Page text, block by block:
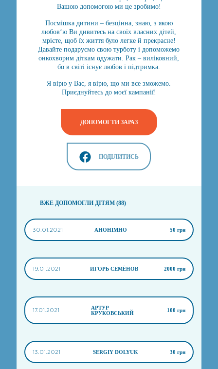
Вашою допомогою ми це зробимо!
Посмішка дитини – безцінна, знаю, з якою
любов‘ю Ви дивитесь на своїх власних дітей,
мрієте, щоб їх життя було легке й прекрасне!
Давайте подаруємо свою турботу і допоможемо
онкохворим діткам одужати. Рак – виліковний,
бо в світі існує любов і підтримка.
Я вірю у Вас, я вірю, що ми все зможемо.
Приєднуйтесь до моєї кампанії!
ДОПОМОГТИ ЗАРАЗ
ПОДІЛИТИСЬ
ВЖЕ ДОПОМОГЛИ ДІТЯМ (88)
30.01.2021 АНОНІМНО 50 грн
19.01.2021 ИГОРЬ СЕМЁНОВ 2000 грн
17.01.2021
АРТУР
КРУКОВСЬКИЙ
100 грн
13.01.2021 SERGIY DOLYUK 30 грн